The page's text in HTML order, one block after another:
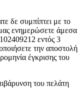
δε συμπίπτει με το
ενημερώσετε άμεσα
εντός 3
την αποστολή
έγκρισης του
του πελάτη